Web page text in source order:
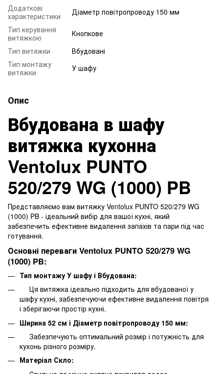
Додаткові
характеристики
Діаметр повітропроводу 150 мм
Тип керування
витяжкою
Кнопкове
Тип витяжки
Вбудовані
Тип монтажу
витяжки
У шафу
Опис
Вбудована в шафу
витяжка кухонна
Ventolux PUNTO
520/279 WG (1000) PB
Представляємо вам витяжку Ventolux PUNTO 520/279 WG
(1000) PB - ідеальний вибір для вашої кухні, який
забезпечить ефективне видалення запахів та пари під час
готування.
Основні переваги Ventolux PUNTO 520/279 WG
(1000) PB:
Тип монтажу У шафу і Вбудована:
Ця витяжка ідеально підходить для вбудованої у
шафу кухні, забезпечуючи ефективне видалення повітря
і зберігаючи простір кухні.
Ширина 52 см і Діаметр повітропроводу 150 мм:
Забезпечують оптимальний розмір і потужність для
кухонь різного розміру.
Матеріал Скло: